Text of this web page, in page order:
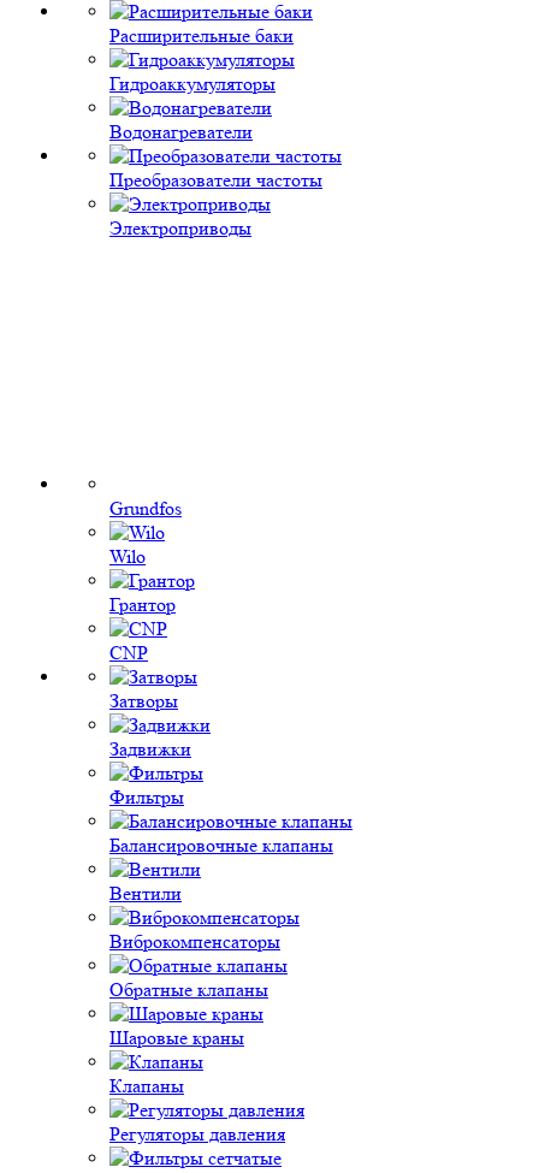
Расширительные баки
Гидроаккумуляторы
Водонагреватели
Преобразователи частоты
Электроприводы
Grundfos
Wilo
Грантор
CNP
Затворы
Задвижки
Фильтры
Балансировочные клапаны
Вентили
Виброкомпенсаторы
Обратные клапаны
Шаровые краны
Клапаны
Регуляторы давления